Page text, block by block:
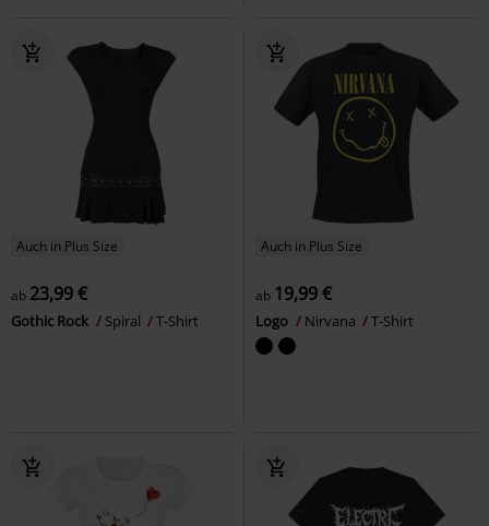
Auch in Plus Size
ab 23,99 €
Gothic Rock Spiral T-Shirt
Auch in Plus Size
ab 19,99 €
Logo Nirvana T-Shirt